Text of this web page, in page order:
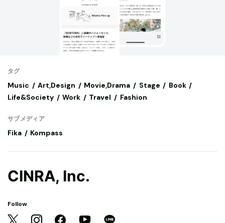
タグ
Music Art,Design Movie,Drama Stage
Book
Life&Society
Work Travel Fashion
サブメディア
Fika Kompass
CINRA, Inc.
Follow